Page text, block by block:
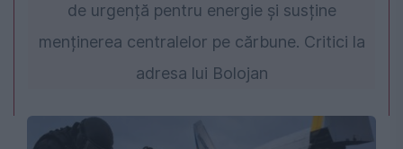
de urgență pentru energie și susține
menținerea centralelor pe cărbune. Critici la
adresa lui Bolojan